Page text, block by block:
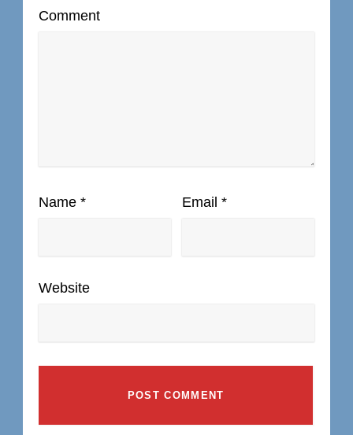
Comment
Name * Email *
Website